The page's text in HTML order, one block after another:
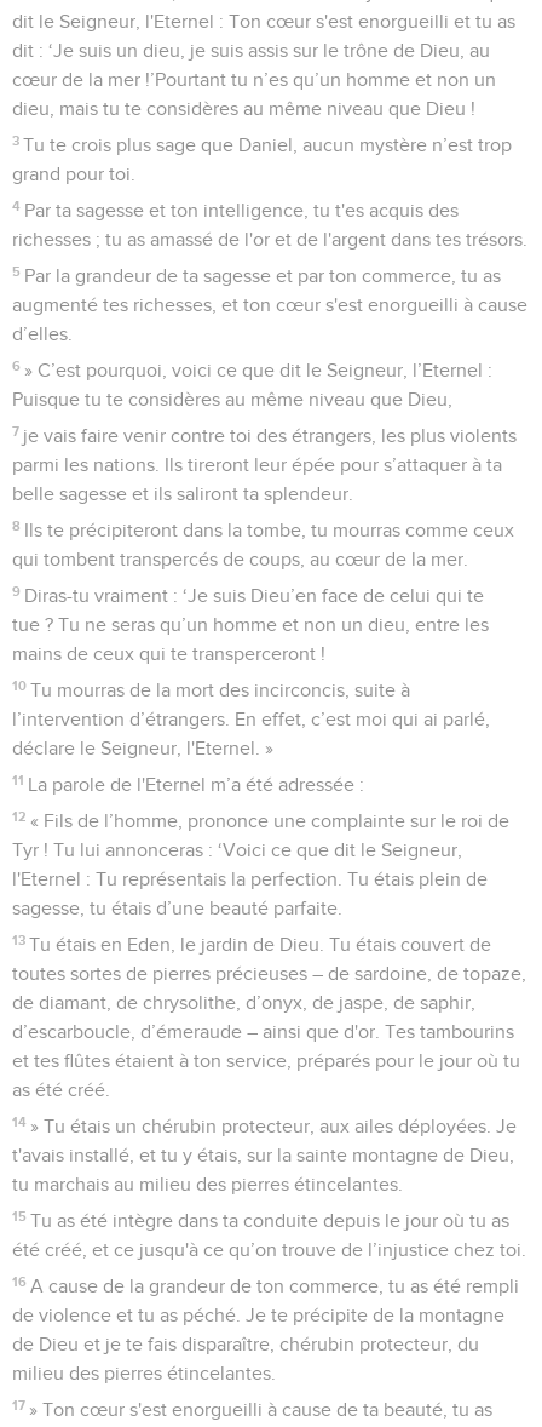
dit le Seigneur, l'Eternel : Ton cœur s'est enorgueilli et tu as
dit : ‘Je suis un dieu, je suis assis sur le trône de Dieu, au
cœur de la mer !’Pourtant tu n’es qu’un homme et non un
dieu, mais tu te considères au même niveau que Dieu !
3 Tu te crois plus sage que Daniel, aucun mystère n’est trop
grand pour toi.
4 Par ta sagesse et ton intelligence, tu t'es acquis des
richesses ; tu as amassé de l'or et de l'argent dans tes trésors.
5 Par la grandeur de ta sagesse et par ton commerce, tu as
augmenté tes richesses, et ton cœur s'est enorgueilli à cause
d’elles.
6 » C’est pourquoi, voici ce que dit le Seigneur, l’Eternel :
Puisque tu te considères au même niveau que Dieu,
7 je vais faire venir contre toi des étrangers, les plus violents
parmi les nations. Ils tireront leur épée pour s’attaquer à ta
belle sagesse et ils saliront ta splendeur.
8 Ils te précipiteront dans la tombe, tu mourras comme ceux
qui tombent transpercés de coups, au cœur de la mer.
9 Diras-tu vraiment : ‘Je suis Dieu’en face de celui qui te
tue ? Tu ne seras qu’un homme et non un dieu, entre les
mains de ceux qui te transperceront !
10 Tu mourras de la mort des incirconcis, suite à
l’intervention d’étrangers. En effet, c’est moi qui ai parlé,
déclare le Seigneur, l'Eternel. »
11 La parole de l'Eternel m’a été adressée :
12 « Fils de l’homme, prononce une complainte sur le roi de
Tyr ! Tu lui annonceras : ‘Voici ce que dit le Seigneur,
l'Eternel : Tu représentais la perfection. Tu étais plein de
sagesse, tu étais d’une beauté parfaite.
13 Tu étais en Eden, le jardin de Dieu. Tu étais couvert de
toutes sortes de pierres précieuses – de sardoine, de topaze,
de diamant, de chrysolithe, d’onyx, de jaspe, de saphir,
d’escarboucle, d’émeraude – ainsi que d'or. Tes tambourins
et tes flûtes étaient à ton service, préparés pour le jour où tu
as été créé.
14 » Tu étais un chérubin protecteur, aux ailes déployées. Je
t'avais installé, et tu y étais, sur la sainte montagne de Dieu,
tu marchais au milieu des pierres étincelantes.
15 Tu as été intègre dans ta conduite depuis le jour où tu as
été créé, et ce jusqu'à ce qu’on trouve de l’injustice chez toi.
16 A cause de la grandeur de ton commerce, tu as été rempli
de violence et tu as péché. Je te précipite de la montagne
de Dieu et je te fais disparaître, chérubin protecteur, du
milieu des pierres étincelantes.
17 » Ton cœur s'est enorgueilli à cause de ta beauté, tu as